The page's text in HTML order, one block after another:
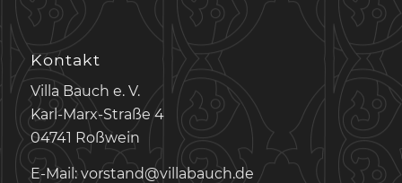
Kontakt
Villa Bauch e. V.
Karl-Marx-Straße 4
04741 Roßwein
E-Mail: vorstand@villabauch.de